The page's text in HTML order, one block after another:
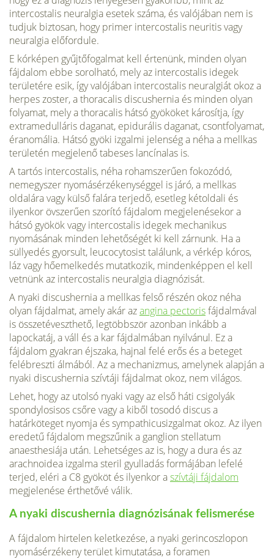
intercostalis neuralgia esetek száma, és valójában nem is
tudjuk biztosan, hogy primer intercostalis neuritis vagy
neuralgia előfordule.
E kórképen gyűjtőfogalmat kell értenünk, minden olyan
fájdalom ebbe sorolható, mely az intercostalis idegek
területére esik, így valójában intercostalis neuralgiát okoz a
herpes zoster, a thoracalis discushernia és minden olyan
folyamat, mely a thoracalis hátsó gyököket károsítja, így
extramedulláris daganat, epidurális daganat, csontfolyamat,
éranomália. Hátsó gyöki izgalmi jelenség a néha a mellkas
területén megjelenő tabeses lancínalas is.
A tartós intercostalis, néha rohamszerűen fokozódó,
nemegyszer nyomásérzékenységgel is járó, a mellkas
oldalára vagy külső falára terjedő, esetleg kétoldali és
ilyenkor övszerűen szorító fájdalom megjelenésekor a
hátsó gyökök vagy intercostalis idegek mechanikus
nyomásának minden lehetőségét ki kell zárnunk. Ha a
süllyedés gyorsult, leucocytosist találunk, a vérkép kóros,
láz vagy hőemelkedés mutatkozik, mindenképpen el kell
vetnünk az intercostalis neuralgia diagnózisát.
A nyaki discushernia a mellkas felső részén okoz néha
olyan fájdalmat, amely akár azangina pectorisfájdalmával
is összetéveszthető, legtöbbször azonban inkább a
lapockatáj, a váll és a kar fájdalmában nyilvánul. Ez a
fájdalom gyakran éjszaka, hajnal felé erős és a beteget
felébreszti álmából. Az a mechanizmus, amelynek alapján a
nyaki discushernia szívtáji fájdalmat okoz, nem világos.
Lehet, hogy az utolsó nyaki vagy az első háti csigolyák
spondylosisos csőre vagy a kiből tosodó discus a
határköteget nyomja és sympathicusizgalmat okoz. Az ilyen
eredetű fájdalom megszűnik a ganglion stellatum
anaesthesiája után. Lehetséges az is, hogy a dura és az
arachnoidea izgalma steril gyulladás formájában lefelé
terjed, eléri a C8 gyököt és ilyenkor aszívtáji fájdalom
megjelenése érthetővé válik.
A nyaki discushernia diagnózisának felismerése
A fájdalom hirtelen keletkezése, a nyaki gerincoszlopon
nyomásérzékeny terület kimutatása, a foramen